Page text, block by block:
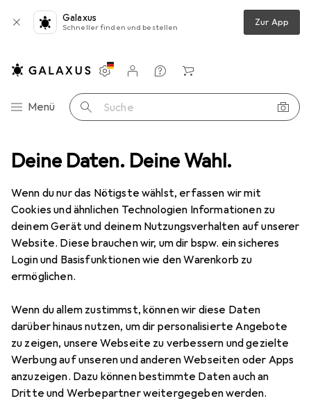
Deine Daten. Deine Wahl.
Wenn du nur das Nötigste wählst, erfassen wir mit
Cookies und ähnlichen Technologien Informationen zu
deinem Gerät und deinem Nutzungsverhalten auf unserer
Website. Diese brauchen wir, um dir bspw. ein sicheres
Login und Basisfunktionen wie den Warenkorb zu
ermöglichen.
Wenn du allem zustimmst, können wir diese Daten
darüber hinaus nutzen, um dir personalisierte Angebote
zu zeigen, unsere Webseite zu verbessern und gezielte
Werbung auf unseren und anderen Webseiten oder Apps
anzuzeigen. Dazu können bestimmte Daten auch an
Dritte und Werbepartner weitergegeben werden.
Galaxus
Schneller finden und bestellen Zur App
Navigation nach Kategorien
Menü Suche
Einstellungen
Kundenkonto
Vergleichslisten
Merklisten
Warenkorb
Sicherheit Selbstschutz Taschenlampe
18 Bilder
MENGENRABATT
Varta Work Flex
23 cm, 110 lm
Preis in EUR inkl. MwSt.
EUR
10,78
Schneller lieferbar